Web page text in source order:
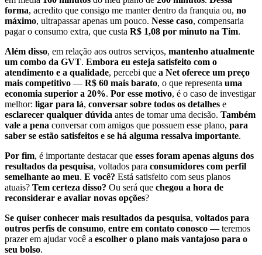
forma, acredito que consigo me manter dentro da franquia ou, no
máximo, ultrapassar apenas um pouco. Nesse caso, compensaria
pagar o consumo extra, que custa R$ 1,08 por minuto na Tim.
Além disso, em relação aos outros serviços, mantenho atualmente
um combo da GVT. Embora eu esteja satisfeito com o
atendimento e a qualidade, percebi que a Net oferece um preço
mais competitivo — R$ 60 mais barato, o que representa uma
economia superior a 20%. Por esse motivo, é o caso de investigar
melhor: ligar para lá, conversar sobre todos os detalhes e
esclarecer qualquer dúvida antes de tomar uma decisão. Também
vale a pena conversar com amigos que possuem esse plano, para
saber se estão satisfeitos e se há alguma ressalva importante.
Por fim, é importante destacar que esses foram apenas alguns dos
resultados da pesquisa, voltados para consumidores com perfil
semelhante ao meu. E você? Está satisfeito com seus planos
atuais? Tem certeza disso? Ou será que chegou a hora de
reconsiderar e avaliar novas opções?
Se quiser conhecer mais resultados da pesquisa, voltados para
outros perfis de consumo, entre em contato conosco — teremos
prazer em ajudar você a escolher o plano mais vantajoso para o
seu bolso.